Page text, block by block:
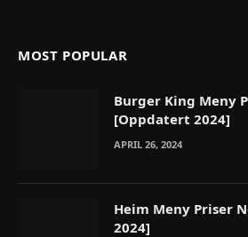
MOST POPULAR
Burger King Meny
[Oppdatert 2024]
APRIL 26, 2024
Heim Meny Priser
2024]